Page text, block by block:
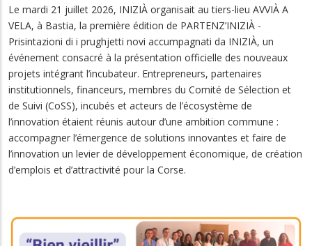
Le mardi 21 juillet 2026, INIZIÀ organisait au tiers-lieu AVVIÀ A
VELA, à Bastia, la première édition de PARTENZ’INIZIÀ -
Prisintazioni di i prughjetti novi accumpagnati da INIZIÀ, un
événement consacré à la présentation officielle des nouveaux
projets intégrant l’incubateur. Entrepreneurs, partenaires
institutionnels, financeurs, membres du Comité de Sélection et
de Suivi (CoSS), incubés et acteurs de l’écosystème de
l’innovation étaient réunis autour d’une ambition commune :
accompagner l’émergence de solutions innovantes et faire de
l’innovation un levier de développement économique, de création
d’emplois et d’attractivité pour la Corse.